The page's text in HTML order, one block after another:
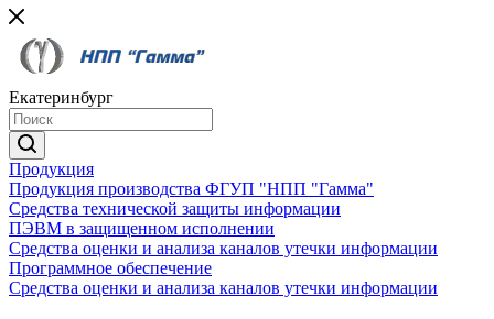
Екатеринбург
Продукция
Продукция производства ФГУП "НПП "Гамма"
Средства технической защиты информации
ПЭВМ в защищенном исполнении
Средства оценки и анализа каналов утечки информации
Программное обеспечение
Средства оценки и анализа каналов утечки информации